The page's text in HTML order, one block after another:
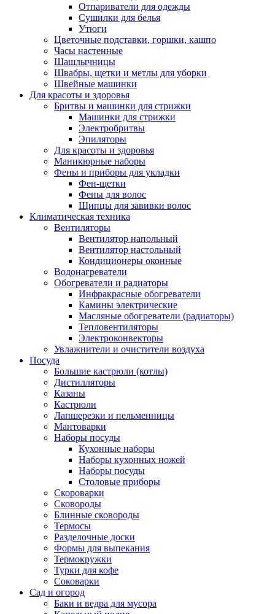
Отпариватели для одежды
Сушилки для белья
Утюги
Цветочные подставки, горшки, кашпо
Часы настенные
Шашлычницы
Швабры, щетки и метлы для уборки
Швейные машинки
Для красоты и здоровья
Бритвы и машинки для стрижки
Машинки для стрижки
Электробритвы
Эпиляторы
Для красоты и здоровья
Маникюрные наборы
Фены и приборы для укладки
Фен-щетки
Фены для волос
Щипцы для завивки волос
Климатическая техника
Вентиляторы
Вентилятор напольный
Вентилятор настольный
Кондиционеры оконные
Водонагреватели
Обогреватели и радиаторы
Инфракрасные обогреватели
Камины электрические
Масляные обогреватели (радиаторы)
Тепловентиляторы
Электроконвекторы
Увлажнители и очистители воздуха
Посуда
Большие кастрюли (котлы)
Дистилляторы
Казаны
Кастрюли
Лапшерезки и пельменницы
Мантоварки
Наборы посуды
Кухонные наборы
Наборы кухонных ножей
Наборы посуды
Столовые приборы
Скороварки
Сковороды
Блинные сковороды
Термосы
Разделочные доски
Формы для выпекания
Термокружки
Турки для кофе
Соковарки
Сад и огород
Баки и ведра для мусора